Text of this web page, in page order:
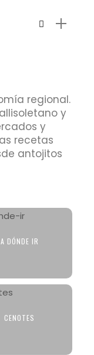
regional.
y
y
recetas
antojitos
A DÓNDE IR
CENOTES